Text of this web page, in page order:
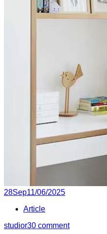
Posted
28Sep11/06/2025
Article
studior30 comment